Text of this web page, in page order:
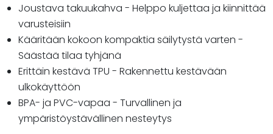
Joustava takuukahva - Helppo kuljettaa ja kiinnittää
varusteisiin
Kääritään kokoon kompaktia säilytystä varten -
Säästää tilaa tyhjänä
Erittäin kestävä TPU - Rakennettu kestävään
ulkokäyttöön
BPA- ja PVC-vapaa - Turvallinen ja
ympäristöystävällinen nesteytys